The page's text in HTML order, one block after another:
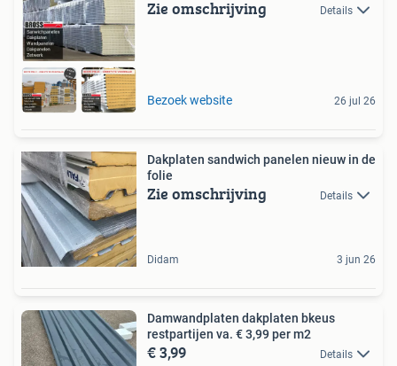
Zie omschrijving Details
Bezoek website 26 jul 26
Dakplaten sandwich panelen nieuw in de
folie
Zie omschrijving Details
Didam 3 jun 26
Damwandplaten dakplaten bkeus
restpartijen va. € 3,99 per m2
€ 3,99 Details